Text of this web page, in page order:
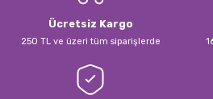
Ürün bilgilerinde hatalar bulunuyor.
Ürün fiyatı diğer sitelerden daha pahalı.
Bu ürüne benzer farklı alternatifler olmalı.
Ücretsiz Kargo
250 TL ve üzeri tüm siparişlerde